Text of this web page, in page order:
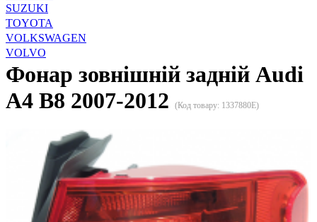
SUZUKI
TOYOTA
VOLKSWAGEN
VOLVO
Фонар зовнішній задній Audi
A4 B8 2007-2012
(Код товару: 1337880E)